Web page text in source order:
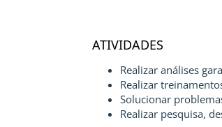
ATIVIDADES
Realizar análises
Realizar
Solucionar
Realizar pesquisa,